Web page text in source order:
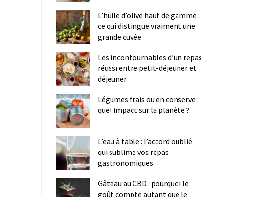
L’huile d’olive haut de gamme :
ce qui distingue vraiment une
grande cuvée
Les incontournables d’un repas
réussi entre petit-déjeuner et
déjeuner
Légumes frais ou en conserve :
quel impact sur la planète ?
L’eau à table : l’accord oublié
qui sublime vos repas
gastronomiques
Gâteau au CBD : pourquoi le
goût compte autant que le